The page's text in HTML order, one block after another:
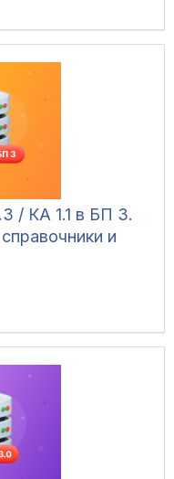
/ КА 1.1 в БП 3.
и